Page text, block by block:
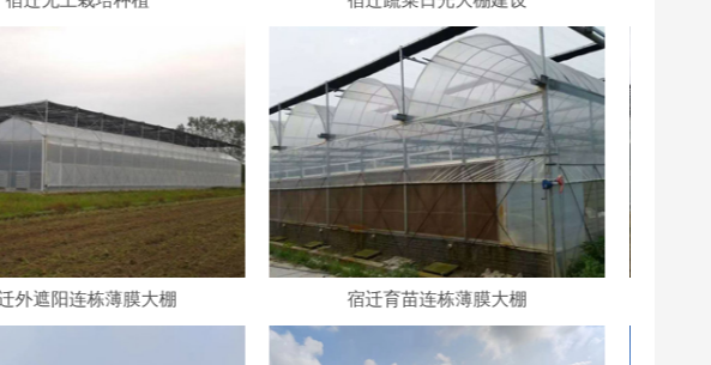
宿迁育苗连栋薄膜大棚 宿迁薄膜连栋大棚